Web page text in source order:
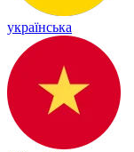
українська